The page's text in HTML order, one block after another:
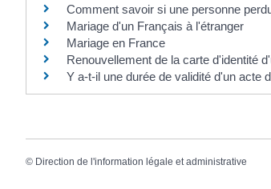
Comment savoir si une personne
Mariage d'un Français à l'étranger
Mariage en France
Renouvellement de la carte d'identité
Y a-t-il une durée de validité d'un acte
© Direction de l'information légale et administrative